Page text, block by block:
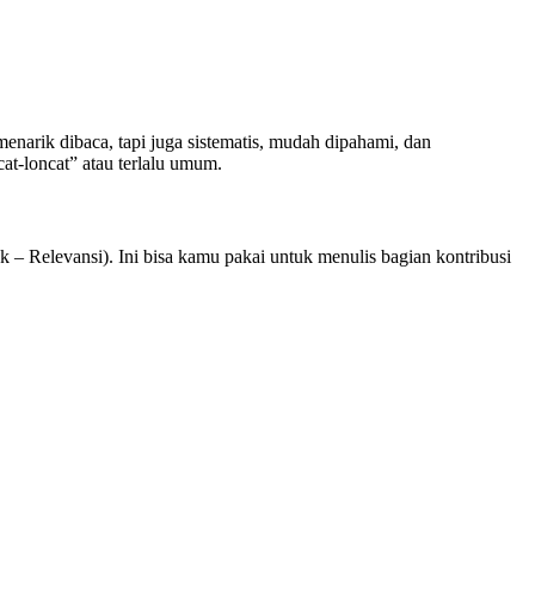
dibaca, tapi juga sistematis, mudah dipahami, dan
loncat” atau terlalu umum.
– Relevansi). Ini bisa kamu pakai untuk menulis bagian kontribusi